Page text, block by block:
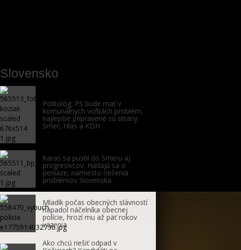
Slovensko
Politológ: PS bude mať v
komunálnych voľbách problém,
najlepšie pripravené sú strany
Smer, Hlas a KDH
Karas sa pustil do Smeru aj
progresívcov. Hádajú sa o
peniaze, namiesto riešenia
problémov Slovenska
Mladík počas obecných slávností
napadol náčelníka obecnej
polície, hrozí mu až päť rokov
väzenia
Ako chcú riešiť odpad v